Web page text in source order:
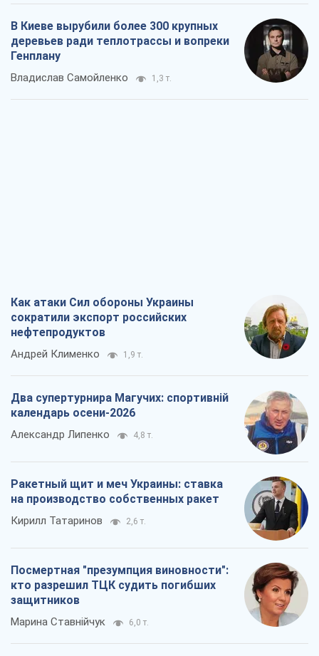
В Киеве вырубили более 300 крупных
деревьев ради теплотрассы и вопреки
Генплану
Владислав Самойленко 1,3 т.
Как атаки Сил обороны Украины
сократили экспорт российских
нефтепродуктов
Андрей Клименко 1,9 т.
Два супертурнира Магучих: спортивній
календарь осени-2026
Александр Липенко 4,8 т.
Ракетный щит и меч Украины: ставка
на производство собственных ракет
Кирилл Татаринов 2,6 т.
Посмертная "презумпция виновности":
кто разрешил ТЦК судить погибших
защитников
Марина Ставнійчук 6,0 т.